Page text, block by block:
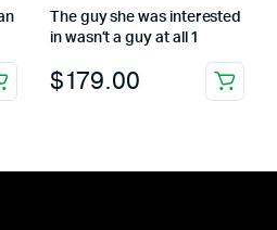
The guy she was interested
in wasn’t a guy at all 1
$179.00